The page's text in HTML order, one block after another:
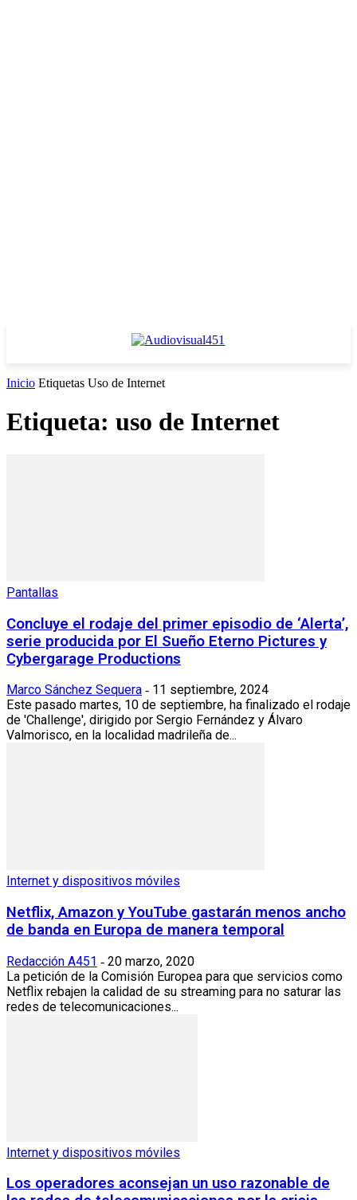
Inicio Etiquetas Uso de Internet
Etiqueta: uso de Internet
Pantallas
Concluye el rodaje del primer episodio de ‘Alerta’,
serie producida por El Sueño Eterno Pictures y
Cybergarage Productions
Marco Sánchez Sequera - 11 septiembre, 2024
Este pasado martes, 10 de septiembre, ha finalizado el rodaje
de 'Challenge', dirigido por Sergio Fernández y Álvaro
Valmorisco, en la localidad madrileña de...
Internet y dispositivos móviles
Netflix, Amazon y YouTube gastarán menos ancho
de banda en Europa de manera temporal
Redacción A451 - 20 marzo, 2020
La petición de la Comisión Europea para que servicios como
Netflix rebajen la calidad de su streaming para no saturar las
redes de telecomunicaciones...
Internet y dispositivos móviles
Los operadores aconsejan un uso razonable de